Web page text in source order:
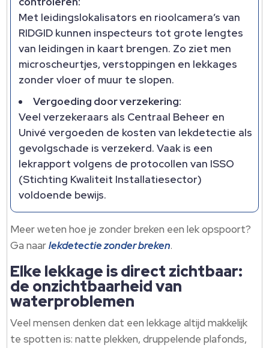
Met leidingslokalisators en rioolcamera’s van
RIDGID kunnen inspecteurs tot grote lengtes
van leidingen in kaart brengen. Zo ziet men
microscheurtjes, verstoppingen en lekkages
zonder vloer of muur te slopen.
Vergoeding door verzekering:
Veel verzekeraars als Centraal Beheer en
Univé vergoeden de kosten van lekdetectie als
gevolgschade is verzekerd. Vaak is een
lekrapport volgens de protocollen van ISSO
(Stichting Kwaliteit Installatiesector)
voldoende bewijs.
Meer weten hoe je zonder breken een lek opspoort?
Ga naarlekdetectie zonder breken.
Elke lekkage is direct zichtbaar:
de onzichtbaarheid van
waterproblemen
Veel mensen denken dat een lekkage altijd makkelijk
te spotten is: natte plekken, druppelende plafonds,